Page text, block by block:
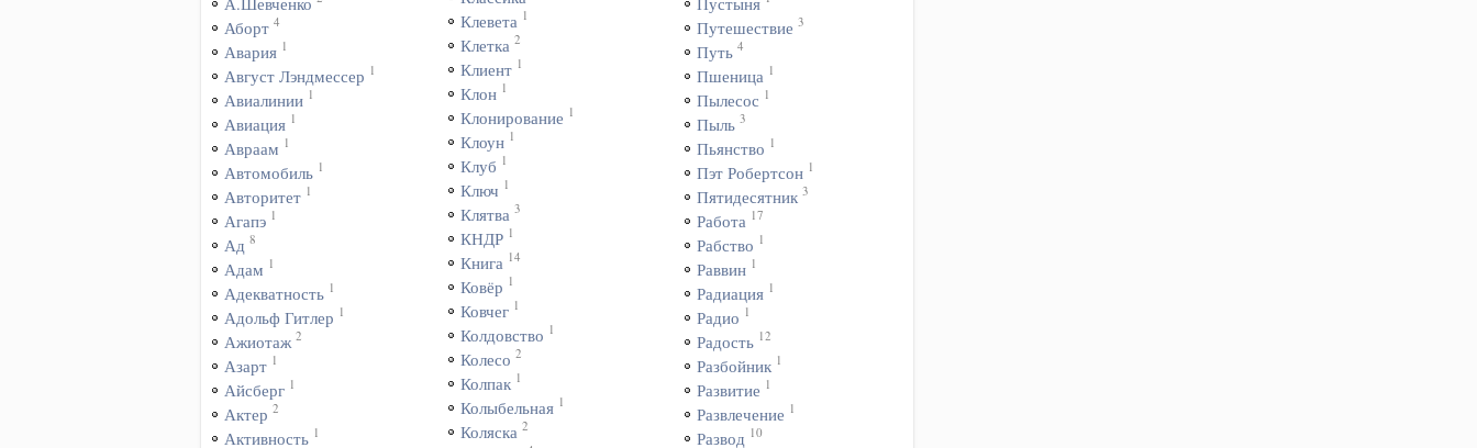
Аборт 4
Авария 1
Август Лэндмессер 1
Авиалинии 1
Авиация 1
Авраам 1
Автомобиль 1
Авторитет 1
Агапэ 1
Ад 8
Адам 1
Адекватность 1
Адольф Гитлер 1
Ажиотаж 2
Азарт 1
Айсберг 1
Актер 2
Активность 1
Клевета 1
Клетка 2
Клиент 1
Клон 1
Клонирование 1
Клоун 1
Клуб 1
Ключ 1
Клятва 3
КНДР 1
Книга 14
Ковёр 1
Ковчег 1
Колдовство 1
Колесо 2
Колпак 1
Колыбельная 1
Коляска 2
Путешествие 3
Путь 4
Пшеница 1
Пылесос 1
Пыль 3
Пьянство 1
Пэт Робертсон 1
Пятидесятник 3
Работа 17
Рабство 1
Раввин 1
Радиация 1
Радио 1
Радость 12
Разбойник 1
Развитие 1
Развлечение 1
Развод 10